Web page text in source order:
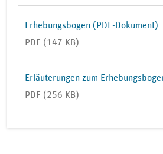
Erhebungsbogen (PDF-Dokument)
PDF (147 KB)
Erläuterungen zum
PDF (256 KB)